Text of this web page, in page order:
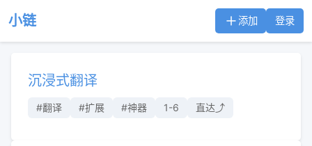
小链 添加 登录
沉浸式翻译
#翻译 #扩展 #神器 1-6 直达⤴︎